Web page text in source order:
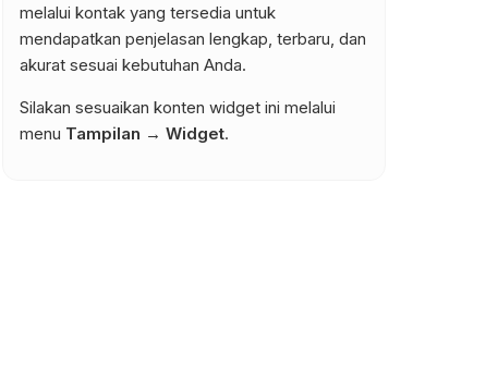
melalui kontak yang tersedia untuk
mendapatkan penjelasan lengkap, terbaru, dan
akurat sesuai kebutuhan Anda.
Silakan sesuaikan konten widget ini melalui
menu Tampilan → Widget.